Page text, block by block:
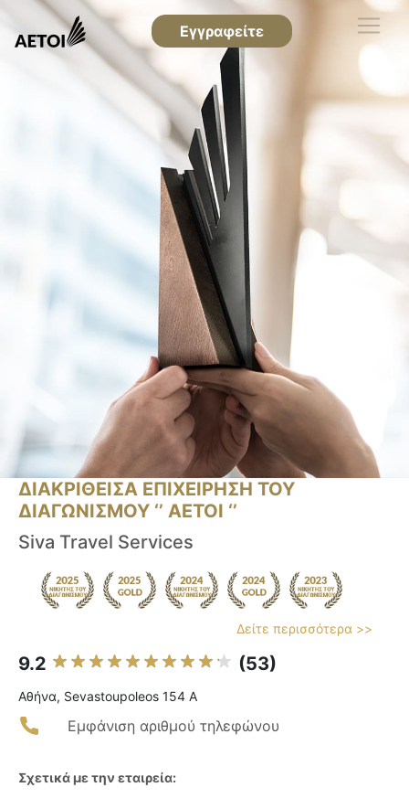
Εγγραφείτε
ΔΙΑΚΡΙΘΕΙΣΑ ΕΠΙΧΕΙΡΗΣΗ ΤΟΥ
ΔΙΑΓΩΝΙΣΜΟΥ ‘’ ΑΕΤΟΙ ‘’
Siva Travel Services
Δείτε περισσότερα >>
9.2 (53)
Αθήνα, Sevastoupoleos 154 A
Εμφάνιση αριθμού τηλεφώνου
Σχετικά με την εταιρεία: